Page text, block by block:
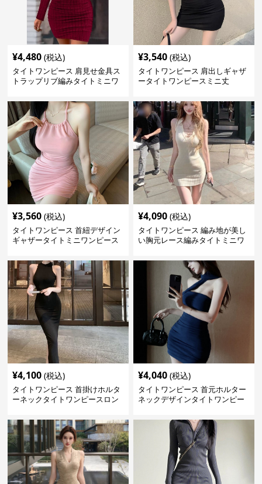
¥4,480 (税込)
タイトワンピース 肩見せ金具ス
トラップリブ編みタイトミニワ
¥3,540 (税込)
タイトワンピース 肩出しギャザ
ータイトワンピースミニ丈
¥3,560 (税込)
タイトワンピース 首紐デザイン
ギャザータイトミニワンピース
¥4,090 (税込)
タイトワンピース 編み地が美し
い胸元レース編みタイトミニワ
¥4,100 (税込)
タイトワンピース 首掛けホルタ
ーネックタイトワンピースロン
¥4,040 (税込)
タイトワンピース 首元ホルター
ネックデザインタイトワンピー